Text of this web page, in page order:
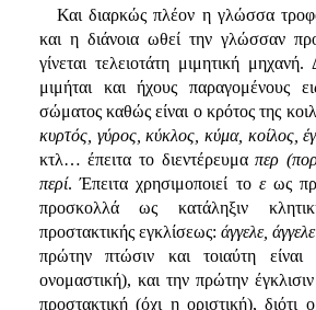
Και διαρκώς πλέον η γλώσσα
και η διάνοια ωθεί την γλώσσαν
γίνεται τελειοτάτη μιμητική
μιμήται και ήχους παραγομένους
σώματος καθώς είναι ο κρότος της
κυρτός, γύρος, κύκλος, κύμα, κοίλος,
κτλ… έπειτα το διεντέρευμαπερ
περί. Έπειτα χρησιμοποιεί το εως
προσκολλά ως κατάληξιν
προστακτικής εγκλίσεως:άγγελε, άγγελε
πρώτην πτώσιν και τοιαύτη
ονομαστική), και την πρώτην έγκλισιν
προστακτική (όχι η οριστική),